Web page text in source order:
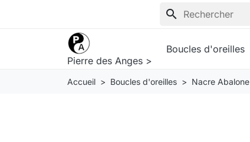
search
Pierre des Anges >
Boucles d'oreilles
Accueil Boucles d'oreilles Nacre Abalone